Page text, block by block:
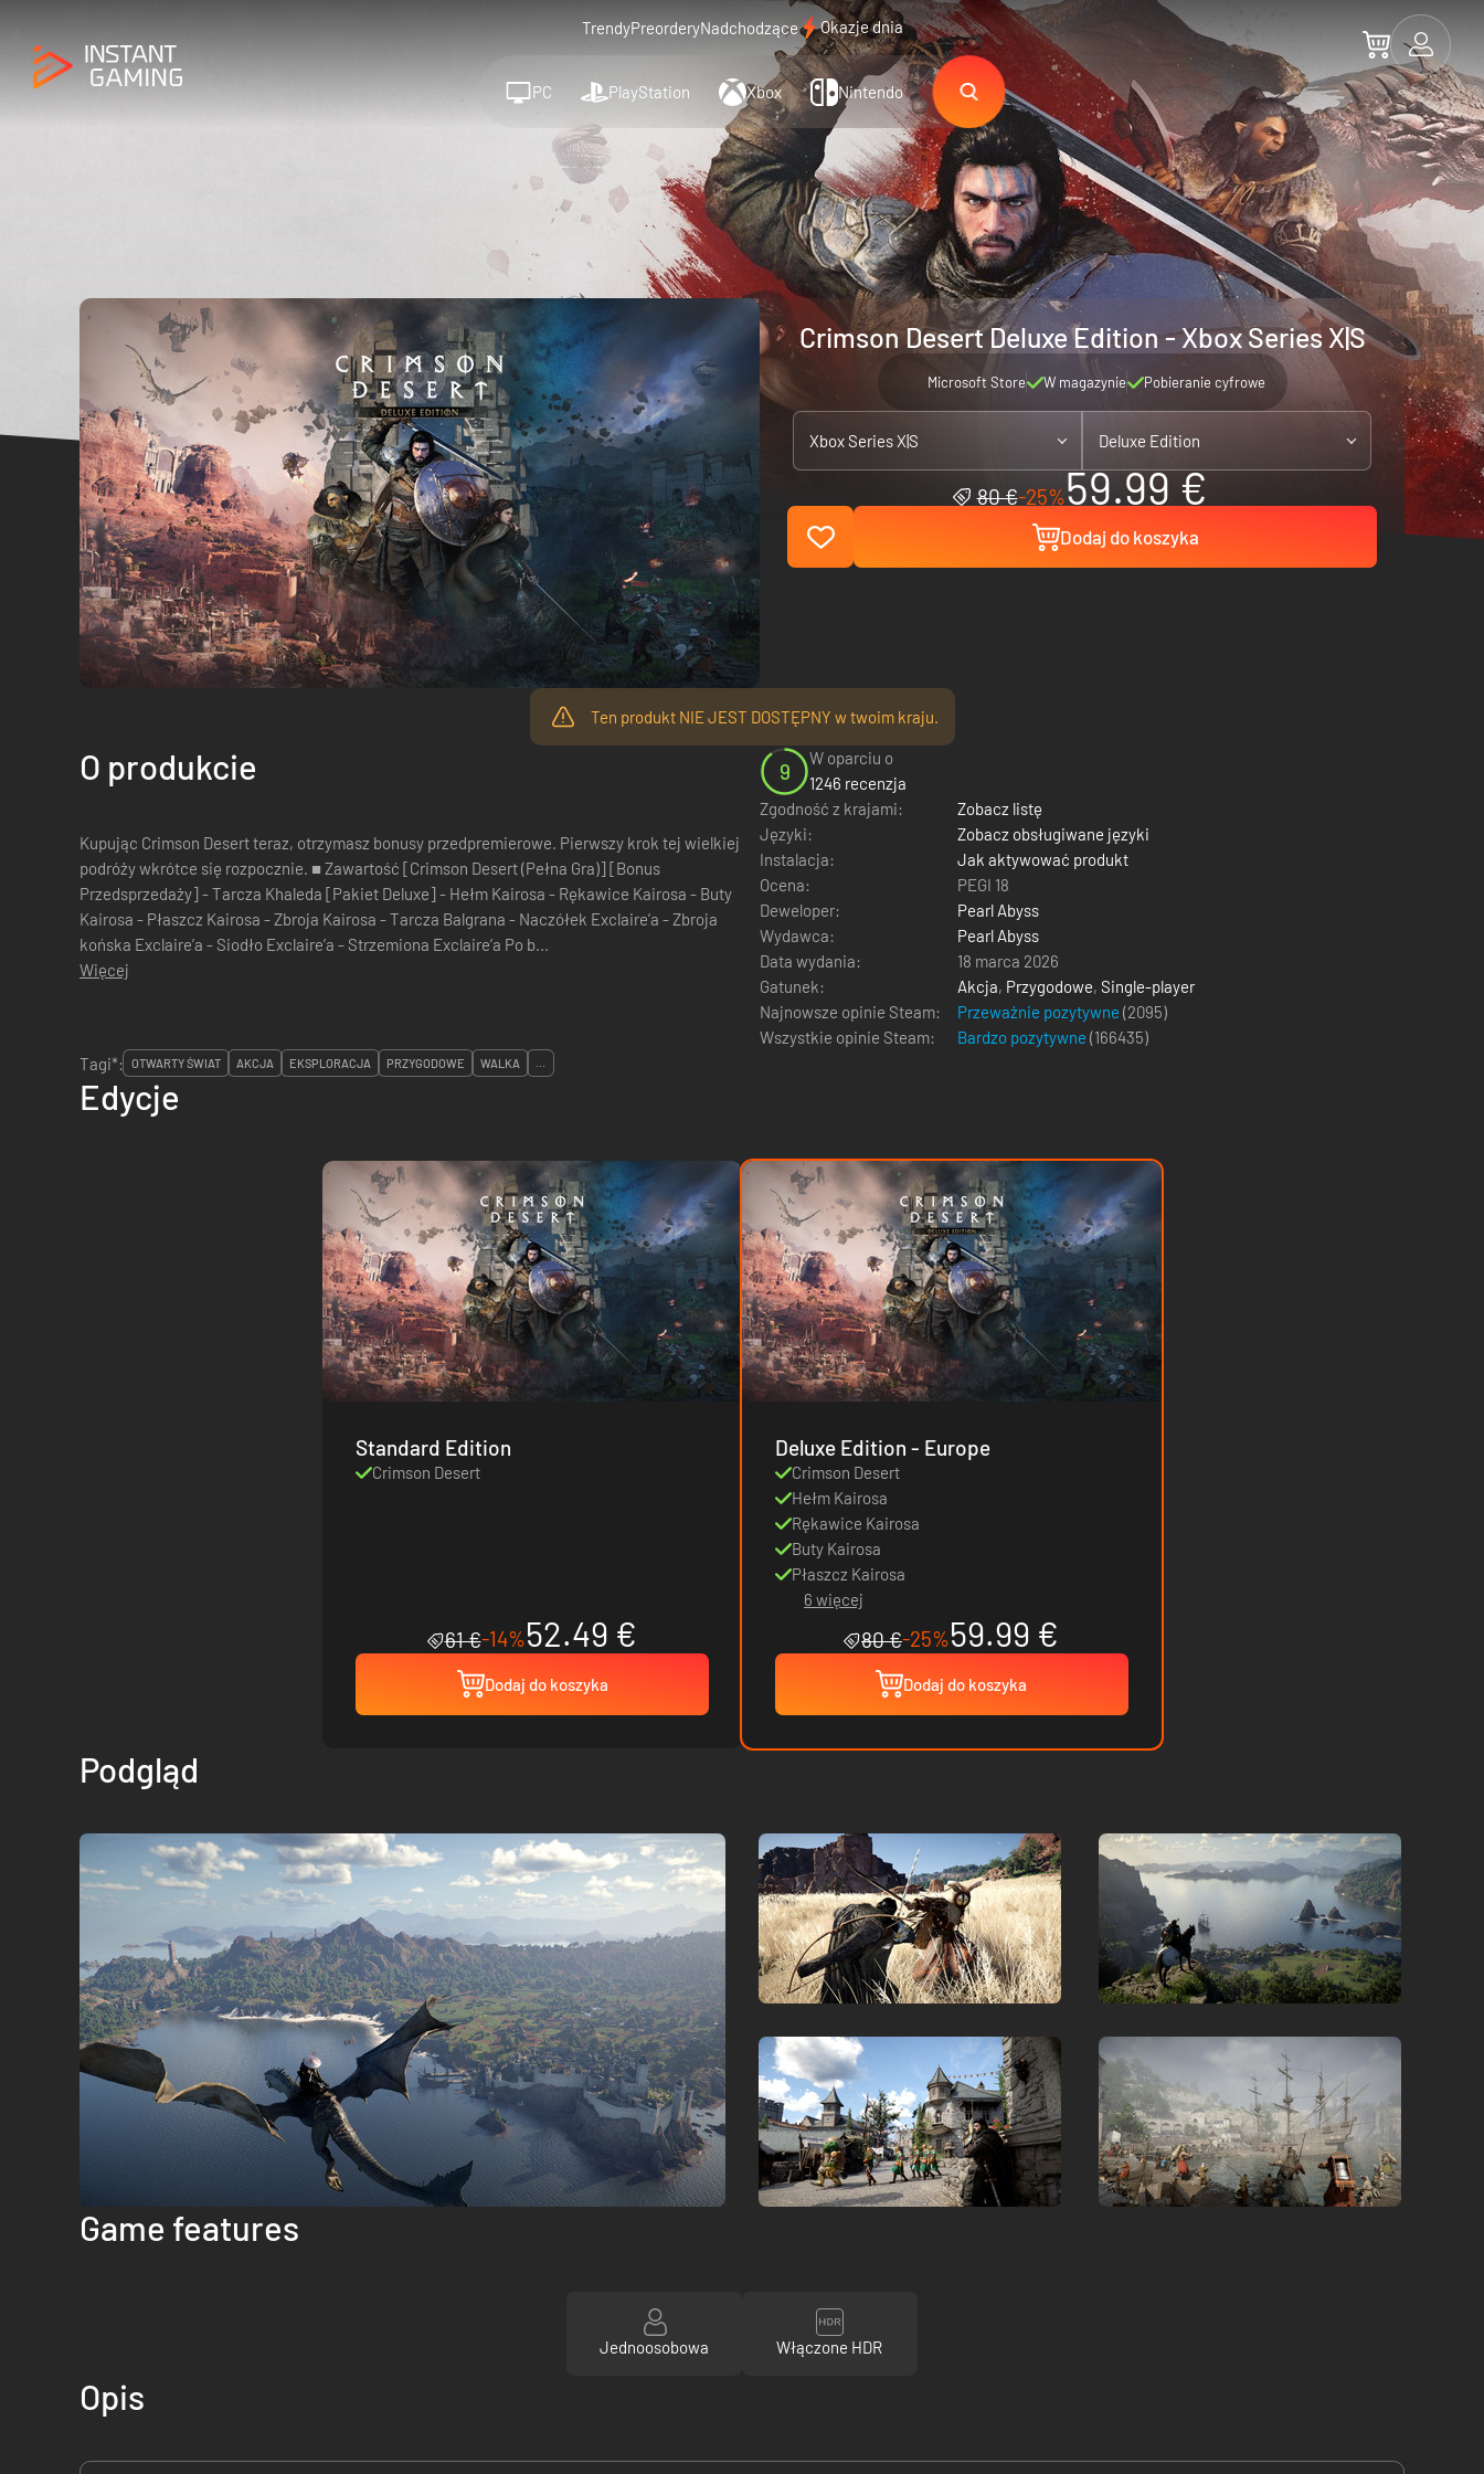
TrendyPreorderyNadchodzące Okazje dnia
PC PlayStation Xbox Nintendo
Crimson Desert Deluxe Edition - Xbox Series X|S
Microsoft Store W magazynie Pobieranie cyfrowe
Xbox Series X|S Deluxe Edition
80 €-25%59.99 €
Dodaj do koszyka
Ten produkt NIE JEST DOSTĘPNY w twoim kraju.
O produkcie
Kupując Crimson Desert teraz, otrzymasz bonusy przedpremierowe. Pierwszy krok tej wielkiej
podróży wkrótce się rozpocznie. ■ Zawartość [Crimson Desert (Pełna Gra)] [Bonus
Przedsprzedaży] - Tarcza Khaleda [Pakiet Deluxe] - Hełm Kairosa - Rękawice Kairosa - Buty
Kairosa - Płaszcz Kairosa - Zbroja Kairosa - Tarcza Balgrana - Naczółek Exclaire’a - Zbroja
końska Exclaire’a - Siodło Exclaire’a - Strzemiona Exclaire’a Po b...
Więcej
9
W oparciu o
1246 recenzja
Zgodność z krajami:
Zobacz listę
Języki:
Zobacz obsługiwane języki
Instalacja:
Jak aktywować produkt
Ocena:
PEGI 18
Deweloper:
Pearl Abyss
Wydawca:
Pearl Abyss
Data wydania:
18 marca 2026
Gatunek:
Akcja, Przygodowe, Single-player
Najnowsze opinie Steam:
Przeważnie pozytywne (2095)
Wszystkie opinie Steam:
Bardzo pozytywne (166435)
Tagi*:
OTWARTY ŚWIAT AKCJA EKSPLORACJA PRZYGODOWE WALKA ...
Edycje
Standard Edition
Crimson Desert
61 €-14%52.49 €
Dodaj do koszyka
Deluxe Edition - Europe
Crimson Desert
Hełm Kairosa
Rękawice Kairosa
Buty Kairosa
Płaszcz Kairosa
6 więcej
80 €-25%59.99 €
Dodaj do koszyka
Podgląd
Game features
Jednoosobowa Włączone HDR
Opis